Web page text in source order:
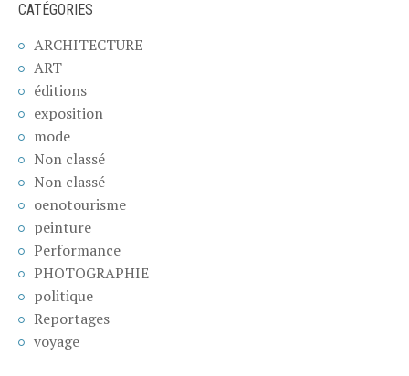
CATÉGORIES
ARCHITECTURE
ART
éditions
exposition
mode
Non classé
Non classé
oenotourisme
peinture
Performance
PHOTOGRAPHIE
politique
Reportages
voyage